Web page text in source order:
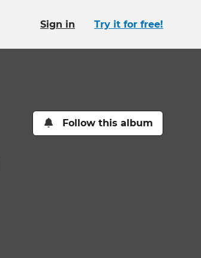
Sign in Try it for free!
Follow this album